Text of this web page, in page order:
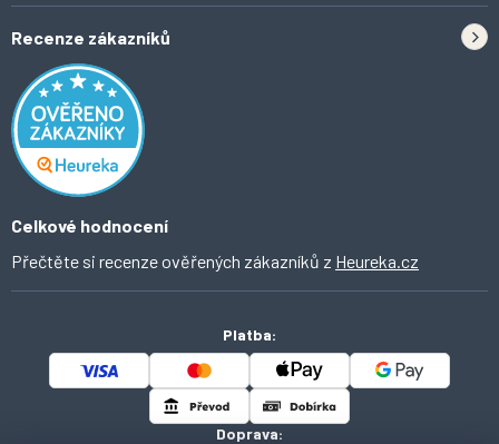
Tipy do kuchyně
Inspirace a trendy
Domácí vychytávky
O Ahomi
Obchodní podmínky
Ochrana osobních údajů
Recenze zákazníků
Celkové hodnocení
Přečtěte si recenze ověřených zákazníků z Heureka.cz
Platba:
Doprava: